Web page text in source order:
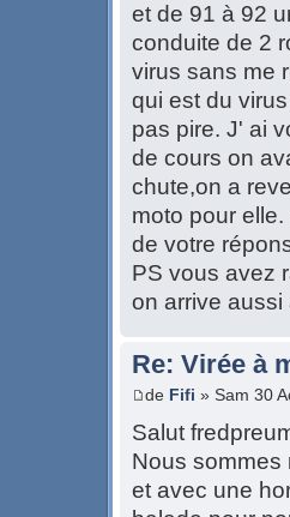
et de 91 à 92
conduite de 2
virus sans me
qui est du
pas pire. J' ai
de cours on
chute,on a
moto pour
de votre
PS vous avez
on arrive
Re: Virée à
de Fifi » Sam 30
Salut
Nous sommes
et avec une